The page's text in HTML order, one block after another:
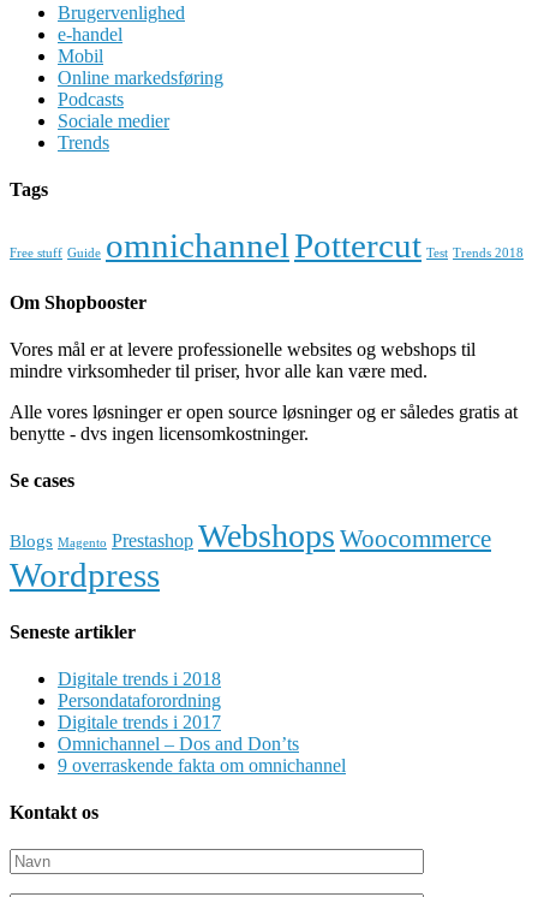
Brugervenlighed
e-handel
Mobil
Online markedsføring
Podcasts
Sociale medier
Trends
Tags
Free stuff Guide omnichannelPottercut Test Trends 2018
Om Shopbooster
Vores mål er at levere professionelle websites og webshops til
mindre virksomheder til priser, hvor alle kan være med.
Alle vores løsninger er open source løsninger og er således gratis at
benytte - dvs ingen licensomkostninger.
Se cases
Blogs Magento Prestashop Webshops Woocommerce
Wordpress
Seneste artikler
Digitale trends i 2018
Persondataforordning
Digitale trends i 2017
Omnichannel – Dos and Don’ts
9 overraskende fakta om omnichannel
Kontakt os